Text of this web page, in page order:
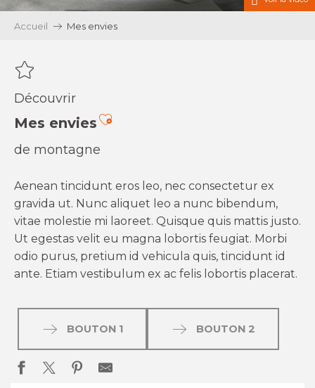
Accueil Mes envies
Découvrir
Mes enviesAjouter aux favoris
de montagne
Aenean tincidunt eros leo, nec consectetur ex
gravida ut. Nunc aliquet leo a nunc bibendum,
vitae molestie mi laoreet. Quisque quis mattis justo.
Ut egestas velit eu magna lobortis feugiat. Morbi
odio purus, pretium id vehicula quis, tincidunt id
ante. Etiam vestibulum ex ac felis lobortis placerat.
BOUTON 1 BOUTON 2